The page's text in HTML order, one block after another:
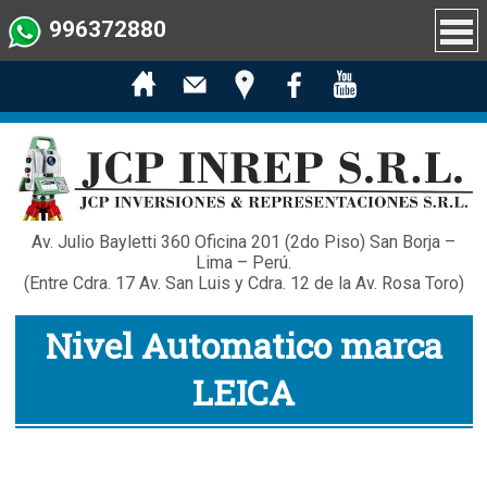
996372880
Nosotros
Productos
Alquiler
Servicio técnico
Contacto
Av. Julio Bayletti 360 Oficina 201 (2do Piso) San Borja –
Lima – Perú.
(Entre Cdra. 17 Av. San Luis y Cdra. 12 de la Av. Rosa Toro)
Nivel Automatico marca
LEICA